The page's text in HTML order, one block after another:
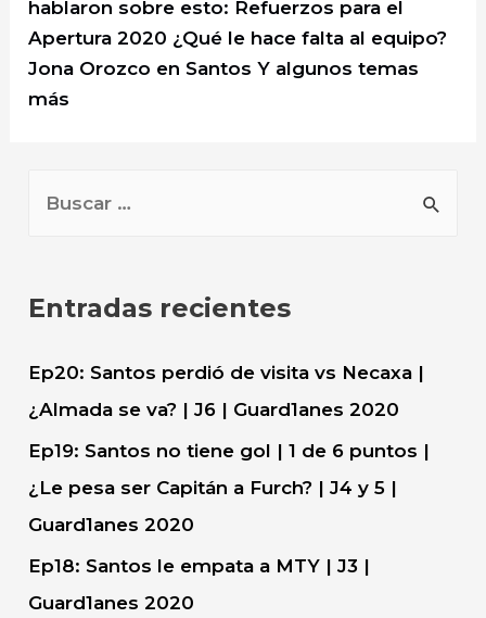
hablaron sobre esto: Refuerzos para el
Apertura 2020 ¿Qué le hace falta al equipo?
Jona Orozco en Santos Y algunos temas
más
c
r
:
Entradas recientes
Ep20: Santos perdió de visita vs Necaxa |
¿Almada se va? | J6 | Guard1anes 2020
Ep19: Santos no tiene gol | 1 de 6 puntos |
¿Le pesa ser Capitán a Furch? | J4 y 5 |
Guard1anes 2020
Ep18: Santos le empata a MTY | J3 |
Guard1anes 2020